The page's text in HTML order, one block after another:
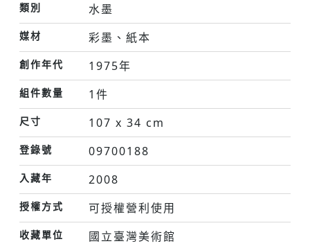
類別 水墨
媒材 彩墨、紙本
創作年代 1975年
組件數量 1件
尺寸 107 x 34 cm
登錄號 09700188
入藏年 2008
授權方式 可授權營利使用
收藏單位 國立臺灣美術館